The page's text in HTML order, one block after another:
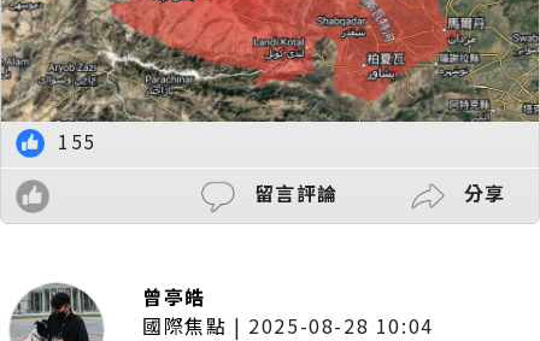
155
留言評論
分享
曾亭皓
國際焦點 | 2025-08-28 10:04